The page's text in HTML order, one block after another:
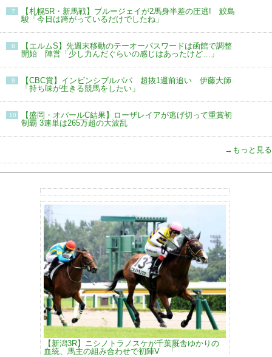
7
【札幌5R・新馬戦】ブルージェイが2馬身半差の圧逃! 鮫島
駿「今日は跨がっているだけでしたね」
8
【エルムS】先週末移動のテーオーパスワードは函館で調整
開始 陣営「少し力んだぐらいの感じはあったけど…」
9
【CBC賞】インビンシブルパパ 超抜1週前追い 伊藤大師
「持ち味が生きる競馬をしたい」
10
【盛岡・オパールC結果】ローザレイアが逃げ切って重賞初
制覇 3連単は265万超の大波乱
→もっと見る
【新潟3R】ニシノトラノスケが千葉厩舎ゆかりの
血統、馬主の組み合わせで初陣V 「